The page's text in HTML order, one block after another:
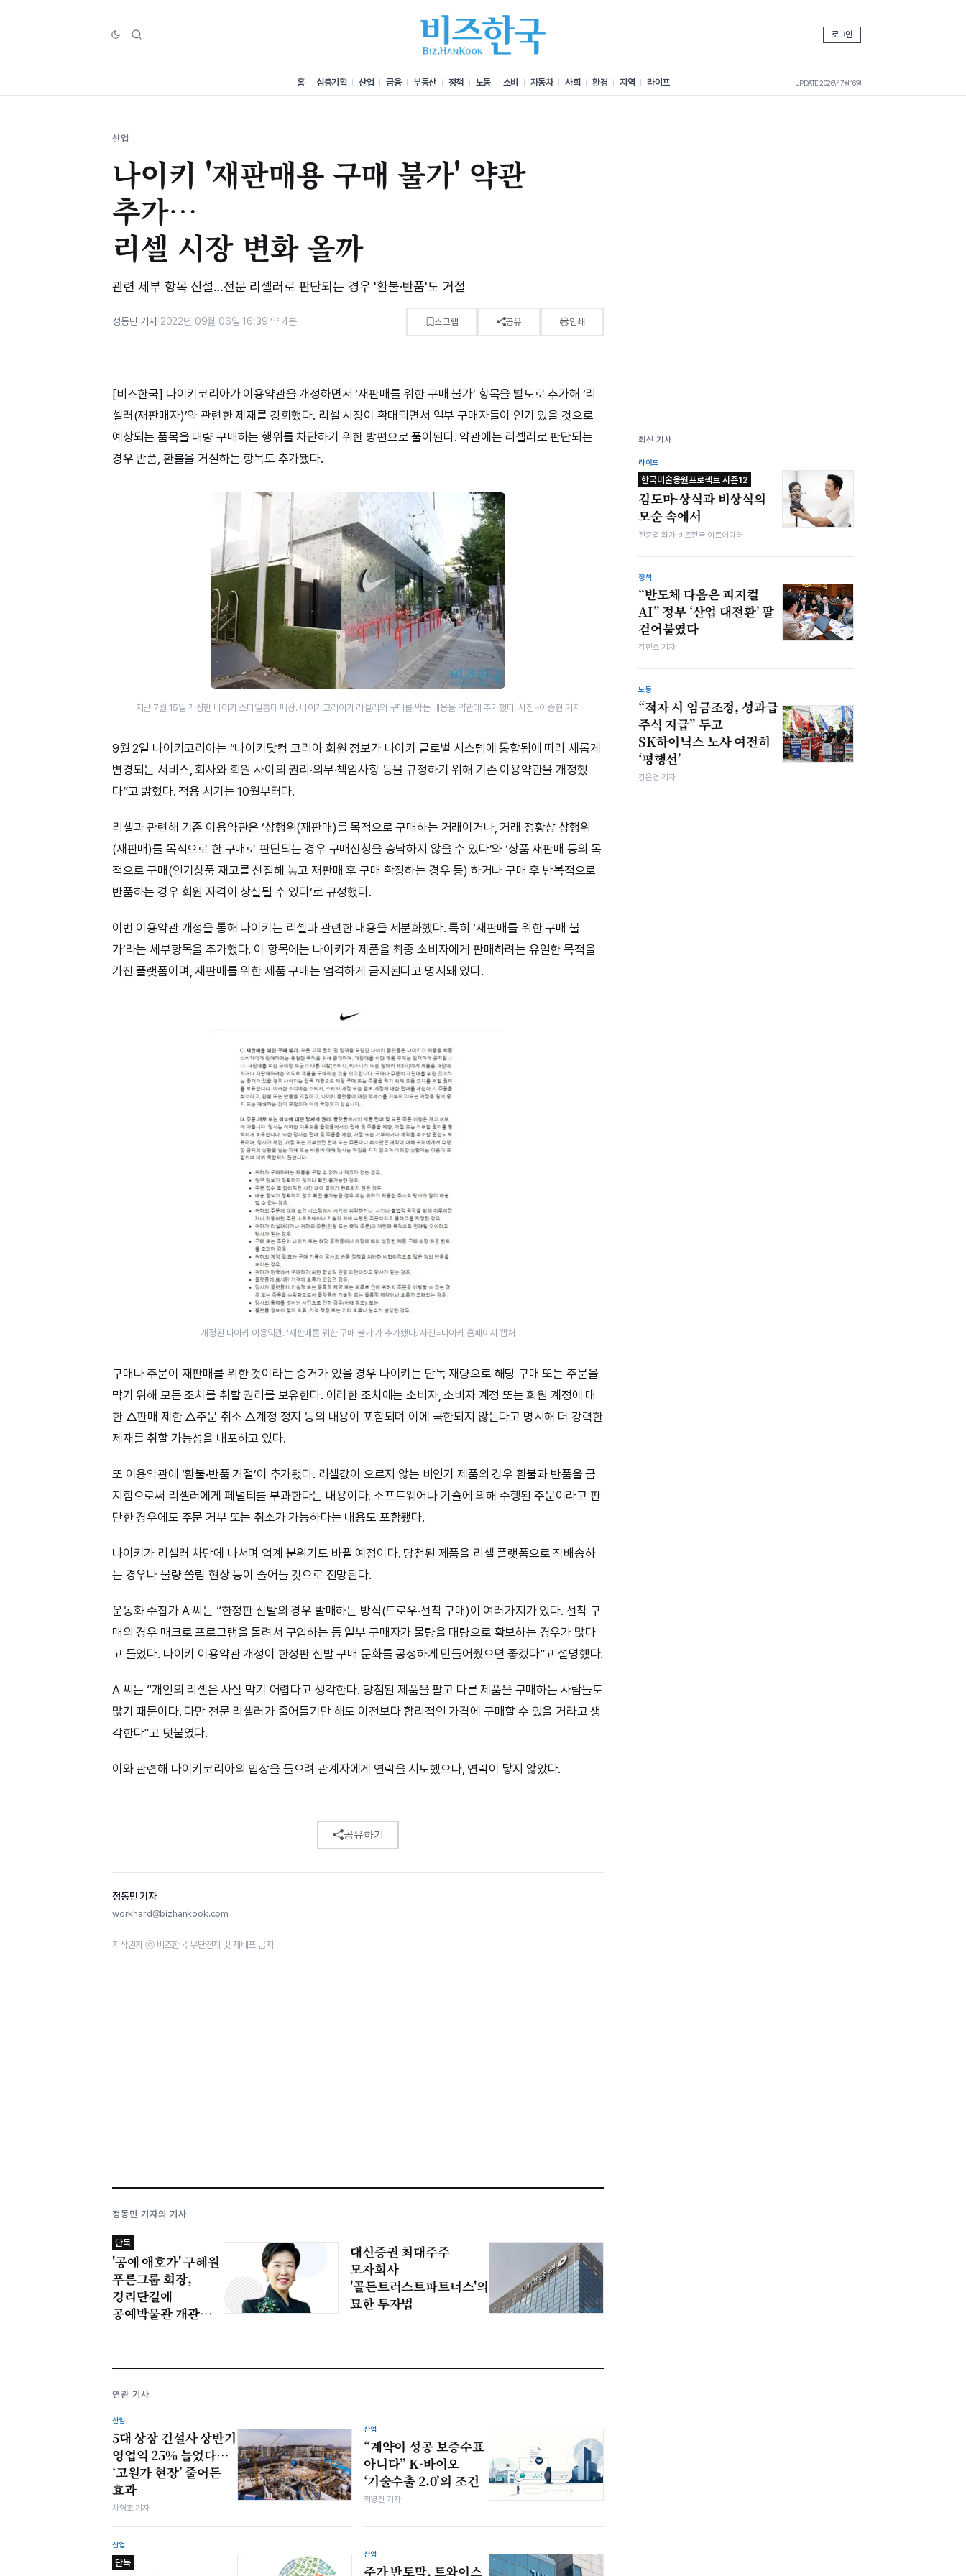
로그인
홈 심층기획 산업 금융 부동산 정책 노동 소비 자동차 사회 환경 지역 라이프 UPDATE 2026년 7월 16일
산업
나이키 '재판매용 구매 불가' 약관
추가…
리셀 시장 변화 올까
관련 세부 항목 신설…전문 리셀러로 판단되는 경우 '환불·반품'도 거절
정동민 기자·2022년 09월 06일 16:39·약 4분 스크랩 공유 인쇄
[비즈한국] 나이키코리아가 이용약관을 개정하면서 ‘재판매를 위한 구매 불가’ 항목을 별도로 추가해 ‘리
셀러(재판매자)’와 관련한 제재를 강화했다. 리셀 시장이 확대되면서 일부 구매자들이 인기 있을 것으로
예상되는 품목을 대량 구매하는 행위를 차단하기 위한 방편으로 풀이된다. 약관에는 리셀러로 판단되는
경우 반품, 환불을 거절하는 항목도 추가됐다.
지난 7월 15일 개장한 나이키 스타일홍대 매장. 나이키코리아가 리셀러의 구매를 막는 내용을 약관에 추가했다. 사진=이종현 기자
9월 2일 나이키코리아는 “나이키닷컴 코리아 회원 정보가 나이키 글로벌 시스템에 통합됨에 따라 새롭게
변경되는 서비스, 회사와 회원 사이의 권리·의무·책임사항 등을 규정하기 위해 기존 이용약관을 개정했
다”고 밝혔다. 적용 시기는 10월부터다.
리셀과 관련해 기존 이용약관은 ‘상행위(재판매)를 목적으로 구매하는 거래이거나, 거래 정황상 상행위
(재판매)를 목적으로 한 구매로 판단되는 경우 구매신청을 승낙하지 않을 수 있다’와 ‘상품 재판매 등의 목
적으로 구매(인기상품 재고를 선점해 놓고 재판매 후 구매 확정하는 경우 등) 하거나 구매 후 반복적으로
반품하는 경우 회원 자격이 상실될 수 있다’로 규정했다.
이번 이용약관 개정을 통해 나이키는 리셀과 관련한 내용을 세분화했다. 특히 ‘재판매를 위한 구매 불
가’라는 세부항목을 추가했다. 이 항목에는 나이키가 제품을 최종 소비자에게 판매하려는 유일한 목적을
가진 플랫폼이며, 재판매를 위한 제품 구매는 엄격하게 금지된다고 명시돼 있다.
개정된 나이키 이용약관. ‘재판매를 위한 구매 불가’가 추가됐다. 사진=나이키 홈페이지 캡처
구매나 주문이 재판매를 위한 것이라는 증거가 있을 경우 나이키는 단독 재량으로 해당 구매 또는 주문을
막기 위해 모든 조치를 취할 권리를 보유한다. 이러한 조치에는 소비자, 소비자 계정 또는 회원 계정에 대
한 △판매 제한 △주문 취소 △계정 정지 등의 내용이 포함되며 이에 국한되지 않는다고 명시해 더 강력한
제재를 취할 가능성을 내포하고 있다.
또 이용약관에 ‘환불·반품 거절’이 추가됐다. 리셀값이 오르지 않는 비인기 제품의 경우 환불과 반품을 금
지함으로써 리셀러에게 페널티를 부과한다는 내용이다. 소프트웨어나 기술에 의해 수행된 주문이라고 판
단한 경우에도 주문 거부 또는 취소가 가능하다는 내용도 포함됐다.
나이키가 리셀러 차단에 나서며 업계 분위기도 바뀔 예정이다. 당첨된 제품을 리셀 플랫폼으로 직배송하
는 경우나 물량 쏠림 현상 등이 줄어들 것으로 전망된다.
운동화 수집가 A 씨는 “한정판 신발의 경우 발매하는 방식(드로우·선착 구매)이 여러가지가 있다. 선착 구
매의 경우 매크로 프로그램을 돌려서 구입하는 등 일부 구매자가 물량을 대량으로 확보하는 경우가 많다
고 들었다. 나이키 이용약관 개정이 한정판 신발 구매 문화를 공정하게 만들어줬으면 좋겠다”고 설명했다.
A 씨는 “개인의 리셀은 사실 막기 어렵다고 생각한다. 당첨된 제품을 팔고 다른 제품을 구매하는 사람들도
많기 때문이다. 다만 전문 리셀러가 줄어들기만 해도 이전보다 합리적인 가격에 구매할 수 있을 거라고 생
각한다”고 덧붙였다.
이와 관련해 나이키코리아의 입장을 들으려 관계자에게 연락을 시도했으나, 연락이 닿지 않았다.
공유하기
정동민 기자
workhard@bizhankook.com
저작권자 ⓒ 비즈한국 무단전재 및 재배포 금지
정동민 기자의 기사
단독
'공예 애호가' 구혜원
푸른그룹 회장,
경리단길에
공예박물관 개관
대신증권 최대주주
모자회사
'골든트러스트파트너스'의
묘한 투자법
연관 기사
산업
5대 상장 건설사 상반기
영업익 25% 늘었다…
‘고원가 현장’ 줄어든
효과
차형조 기자
산업
“계약이 성공 보증수표
아니다” K-바이오
‘기술수출 2.0’의 조건
최영찬 기자
산업
단독
산업
주가 반토막, 트와이스
최신 기사
라이프
한국미술응원프로젝트 시즌12
김도마-상식과 비상식의
모순 속에서
전준엽 화가·비즈한국 아트에디터
정책
“반도체 다음은 피지컬
AI” 정부 ‘산업 대전환’ 팔
걷어붙였다
김민호 기자
노동
“적자 시 임금조정, 성과급
주식 지급” 두고
SK하이닉스 노사 여전히
‘평행선’
강은경 기자